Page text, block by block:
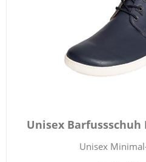
Unisex
Unisex